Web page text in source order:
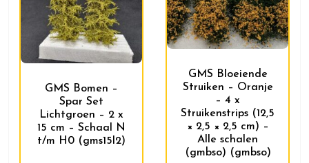
GMS Bomen –
Spar Set
Lichtgroen – 2 x
15 cm – Schaal N
t/m H0 (gms15l2)
GMS Bloeiende
Struiken – Oranje
– 4 x
Struikenstrips (12,5
× 2,5 × 2,5 cm) –
Alle schalen
(gmbso) (gmbso)